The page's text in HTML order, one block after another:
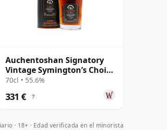
Auchentoshan Signatory
Vintage Symington’s Choice
Single Cask 1999 24 años
70cl • 55.6%
331 € ?
18+ · Edad verificada en el minorista